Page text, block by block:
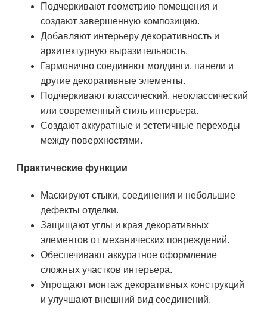
Подчеркивают геометрию помещения и
создают завершенную композицию.
Добавляют интерьеру декоративность и
архитектурную выразительность.
Гармонично соединяют молдинги, панели и
другие декоративные элементы.
Подчеркивают классический, неоклассический
или современный стиль интерьера.
Создают аккуратные и эстетичные переходы
между поверхностями.
Практические функции
Маскируют стыки, соединения и небольшие
дефекты отделки.
Защищают углы и края декоративных
элементов от механических повреждений.
Обеспечивают аккуратное оформление
сложных участков интерьера.
Упрощают монтаж декоративных конструкций
и улучшают внешний вид соединений.